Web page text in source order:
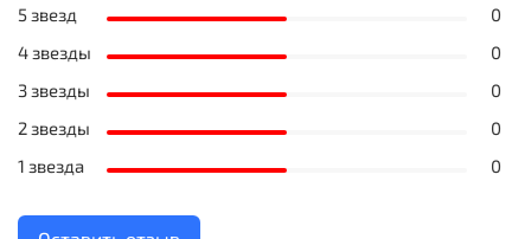
5 звезд
0
4 звезды
0
3 звезды
0
2 звезды
0
1 звезда
0